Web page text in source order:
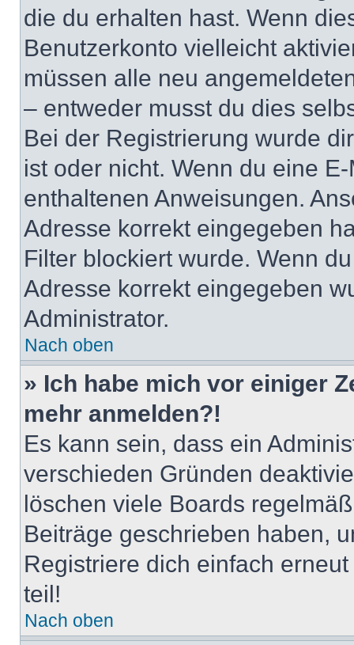
die du erhalten hast. Wenn
Benutzerkonto vielleicht
müssen alle neu
– entweder musst du dies
Bei der Registrierung wurde
ist oder nicht. Wenn du eine
enthaltenen Anweisungen.
Adresse korrekt eingegeben
Filter blockiert wurde. Wenn
Adresse korrekt eingegeben
Administrator.
Nach oben
» Ich habe mich vor einiger
mehr anmelden?!
Es kann sein, dass ein
verschieden Gründen
löschen viele Boards
Beiträge geschrieben haben,
Registriere dich einfach
teil!
Nach oben